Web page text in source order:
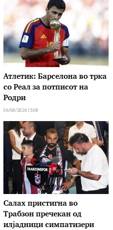
Атлетик: Барселона во трка
со Реал за потписот на
Родри
06/08/2026 15:08
Салах пристигна во
Трабзон пречекан од
илјадници симпатизери